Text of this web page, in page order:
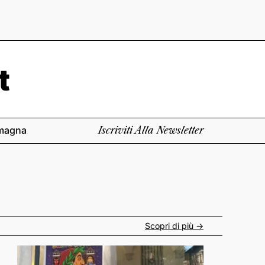
Iscriviti Alla Newsletter
Scopri di più ->